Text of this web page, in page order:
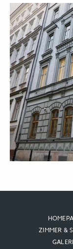
ZIMMER &